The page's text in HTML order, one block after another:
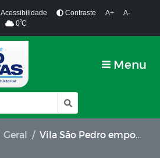
Acessibilidade Contraste A+
A-
0ºC
Menu
Geral Vila São Pedro empolga Poço Dantas